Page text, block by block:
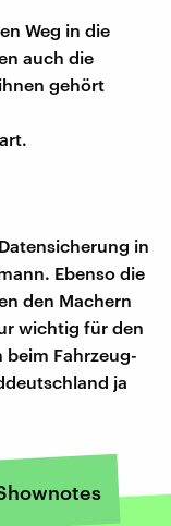
Weg in die
auch die
gehört
in
Ebenso die
den Machern
wichtig für den
Fahrzeug-
ja